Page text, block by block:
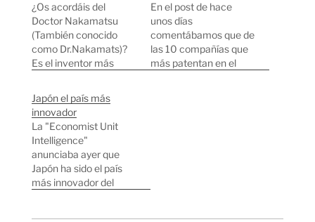
¿Os acordáis del
Doctor Nakamatsu
(También conocido
como Dr.Nakamats)?
Es el inventor más
3.500 patentes este
mes. Ya tiene más de
80 años pero se
mantiene en plena
forma y en activo. Una
productora Danesa
vino a Japón a rodar un
En el post de hace
unos días
comentábamos que de
las 10 compañías que
más patentan en el
Japón el país más
innovador
La "Economist Unit
Intelligence"
anunciaba ayer que
Japón ha sido el país
más innovador del